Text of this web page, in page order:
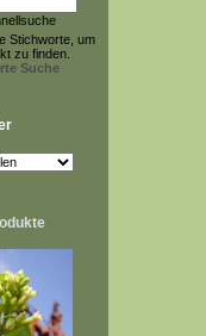
Stichworte, um
zu finden.
Suche